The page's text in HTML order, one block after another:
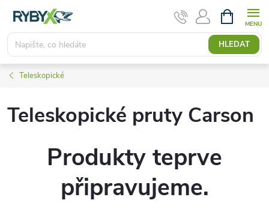
obsah
HLEDAT
NÁKUPNÍ
KOŠÍK
Teleskopické
Teleskopické pruty Carson
Produkty teprve
připravujeme.